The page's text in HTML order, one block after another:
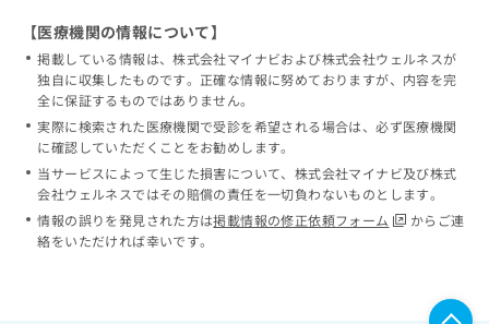
【医療機関の情報について】
掲載している情報は、株式会社マイナビおよび株式会社ウェルネスが
独自に収集したものです。正確な情報に努めておりますが、内容を完
全に保証するものではありません。
実際に検索された医療機関で受診を希望される場合は、必ず医療機関
に確認していただくことをお勧めします。
当サービスによって生じた損害について、株式会社マイナビ及び株式
会社ウェルネスではその賠償の責任を一切負わないものとします。
情報の誤りを発見された方は掲載情報の修正依頼フォーム
からご連
絡をいただければ幸いです。